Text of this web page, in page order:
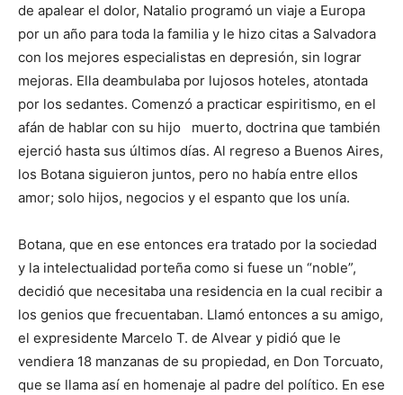
de apalear el dolor, Natalio programó un viaje a Europa
por un año para toda la familia y le hizo citas a Salvadora
con los mejores especialistas en depresión, sin lograr
mejoras. Ella deambulaba por lujosos hoteles, atontada
por los sedantes. Comenzó a practicar espiritismo, en el
afán de hablar con su hijo muerto, doctrina que también
ejerció hasta sus últimos días. Al regreso a Buenos Aires,
los Botana siguieron juntos, pero no había entre ellos
amor; solo hijos, negocios y el espanto que los unía.
Botana, que en ese entonces era tratado por la sociedad
y la intelectualidad porteña como si fuese un “noble”,
decidió que necesitaba una residencia en la cual recibir a
los genios que frecuentaban. Llamó entonces a su amigo,
el expresidente Marcelo T. de Alvear y pidió que le
vendiera 18 manzanas de su propiedad, en Don Torcuato,
que se llama así en homenaje al padre del político. En ese